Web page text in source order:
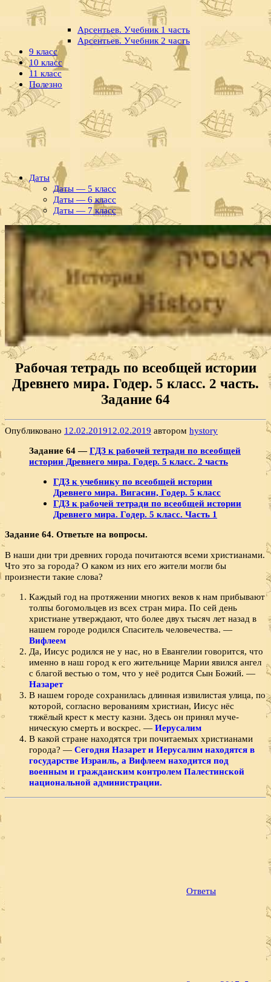
Арсентьев. Учебник 1 часть
Арсентьев. Учебник 2 часть
9 класс
10 класс
11 класс
Полезно
Даты
Даты — 5 класс
Даты — 6 класс
Даты — 7 класс
Рабочая тетрадь по всеобщей истории
Древнего мира. Годер. 5 класс. 2 часть.
Задание 64
Опубликовано 12.02.201912.02.2019 автором hystory
Задание 64 —ГДЗ к рабочей тетради по всеобщей
истории Древнего мира. Годер. 5 класс. 2 часть
ГДЗ к учебнику по всеобщей истории
Древнего мира. Вигасин, Годер. 5 класс
ГДЗ к рабочей тетради по всеобщей истории
Древнего мира. Годер. 5 класс. Часть 1
Задание 64. Ответьте на вопросы.
В наши дни три древних города почитаются всеми хри­стианами.
Что это за города? О каком из них его жители могли бы
произнести такие слова?
Каждый год на протяжении многих веков к нам прибывают
толпы богомольцев из всех стран мира. По сей день
христиане утверждают, что более двух тысяч лет назад в
нашем городе родился Спаситель человечества. —
Вифлеем
Да, Иисус родился не у нас, но в Евангелии говорит­ся, что
именно в наш город к его жительнице Марии явился ангел
с благой вестью о том, что у неё родится Сын Божий. —
Назарет
В нашем городе сохранилась длинная извилистая улица, по
которой, согласно верованиям христиан, Иисус нёс
тяжёлый крест к месту казни. Здесь он принял муче­
ническую смерть и воскрес. — Иерусалим
В какой стране находятся три почитаемых христиа­нами
города? — Сегодня Назарет и Иерусалим находятся в
государстве Израиль, а Вифлеем находится под
военным и гражданским контролем Палестинской
национальной администрации.
Ответы